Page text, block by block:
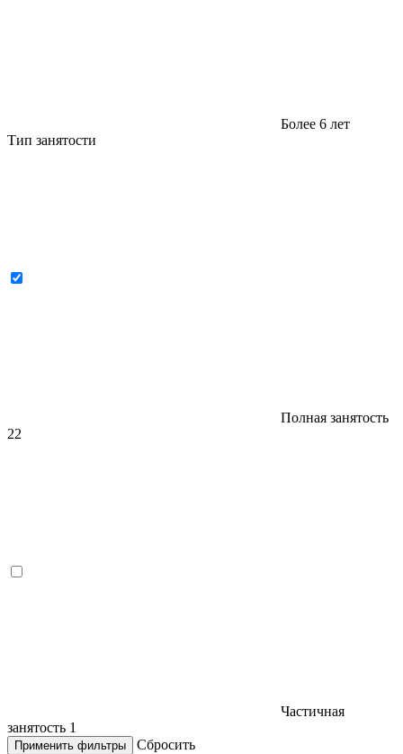
Более 6 лет
Тип занятости
Полная занятость
22
Частичная
занятость 1
Применить фильтры
Сбросить